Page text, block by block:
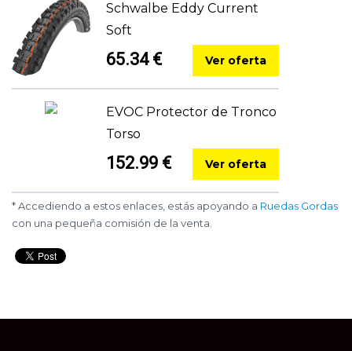
Schwalbe Eddy Current
Soft
65.34 € Ver oferta
EVOC Protector de Tronco
Torso
152.99 € Ver oferta
* Accediendo a estos enlaces, estás apoyando a Ruedas Gordas
con una pequeña comisión de la venta.